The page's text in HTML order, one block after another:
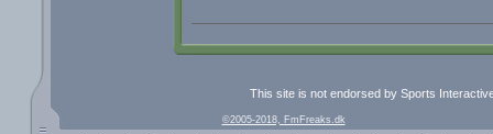
This site is not endorsed by Sports
©2005-2018, FmFreaks.dk